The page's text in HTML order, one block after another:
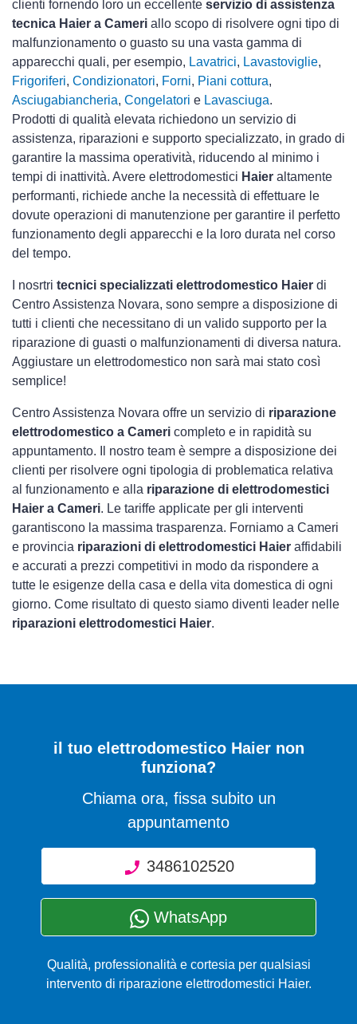
clienti fornendo loro un eccellente servizio di assistenza
tecnica Haier a Cameri allo scopo di risolvere ogni tipo di
malfunzionamento o guasto su una vasta gamma di
apparecchi quali, per esempio, Lavatrici, Lavastoviglie,
Frigoriferi, Condizionatori, Forni, Piani cottura,
Asciugabiancheria, Congelatori e Lavasciuga.
Prodotti di qualità elevata richiedono un servizio di
assistenza, riparazioni e supporto specializzato, in grado di
garantire la massima operatività, riducendo al minimo i
tempi di inattività. Avere elettrodomestici Haier altamente
performanti, richiede anche la necessità di effettuare le
dovute operazioni di manutenzione per garantire il perfetto
funzionamento degli apparecchi e la loro durata nel corso
del tempo.
I nosrtri tecnici specializzati elettrodomestico Haier di
Centro Assistenza Novara, sono sempre a disposizione di
tutti i clienti che necessitano di un valido supporto per la
riparazione di guasti o malfunzionamenti di diversa natura.
Aggiustare un elettrodomestico non sarà mai stato così
semplice!
Centro Assistenza Novara offre un servizio di riparazione
elettrodomestico a Cameri completo e in rapidità su
appuntamento. Il nostro team è sempre a disposizione dei
clienti per risolvere ogni tipologia di problematica relativa
al funzionamento e alla riparazione di elettrodomestici
Haier a Cameri. Le tariffe applicate per gli interventi
garantiscono la massima trasparenza. Forniamo a Cameri
e provincia riparazioni di elettrodomestici Haier affidabili
e accurati a prezzi competitivi in modo da rispondere a
tutte le esigenze della casa e della vita domestica di ogni
giorno. Come risultato di questo siamo diventi leader nelle
riparazioni elettrodomestici Haier.
il tuo elettrodomestico Haier non
funziona?
Chiama ora, fissa subito un
appuntamento
3486102520
WhatsApp
Qualità, professionalità e cortesia per qualsiasi
intervento di riparazione elettrodomestici Haier.